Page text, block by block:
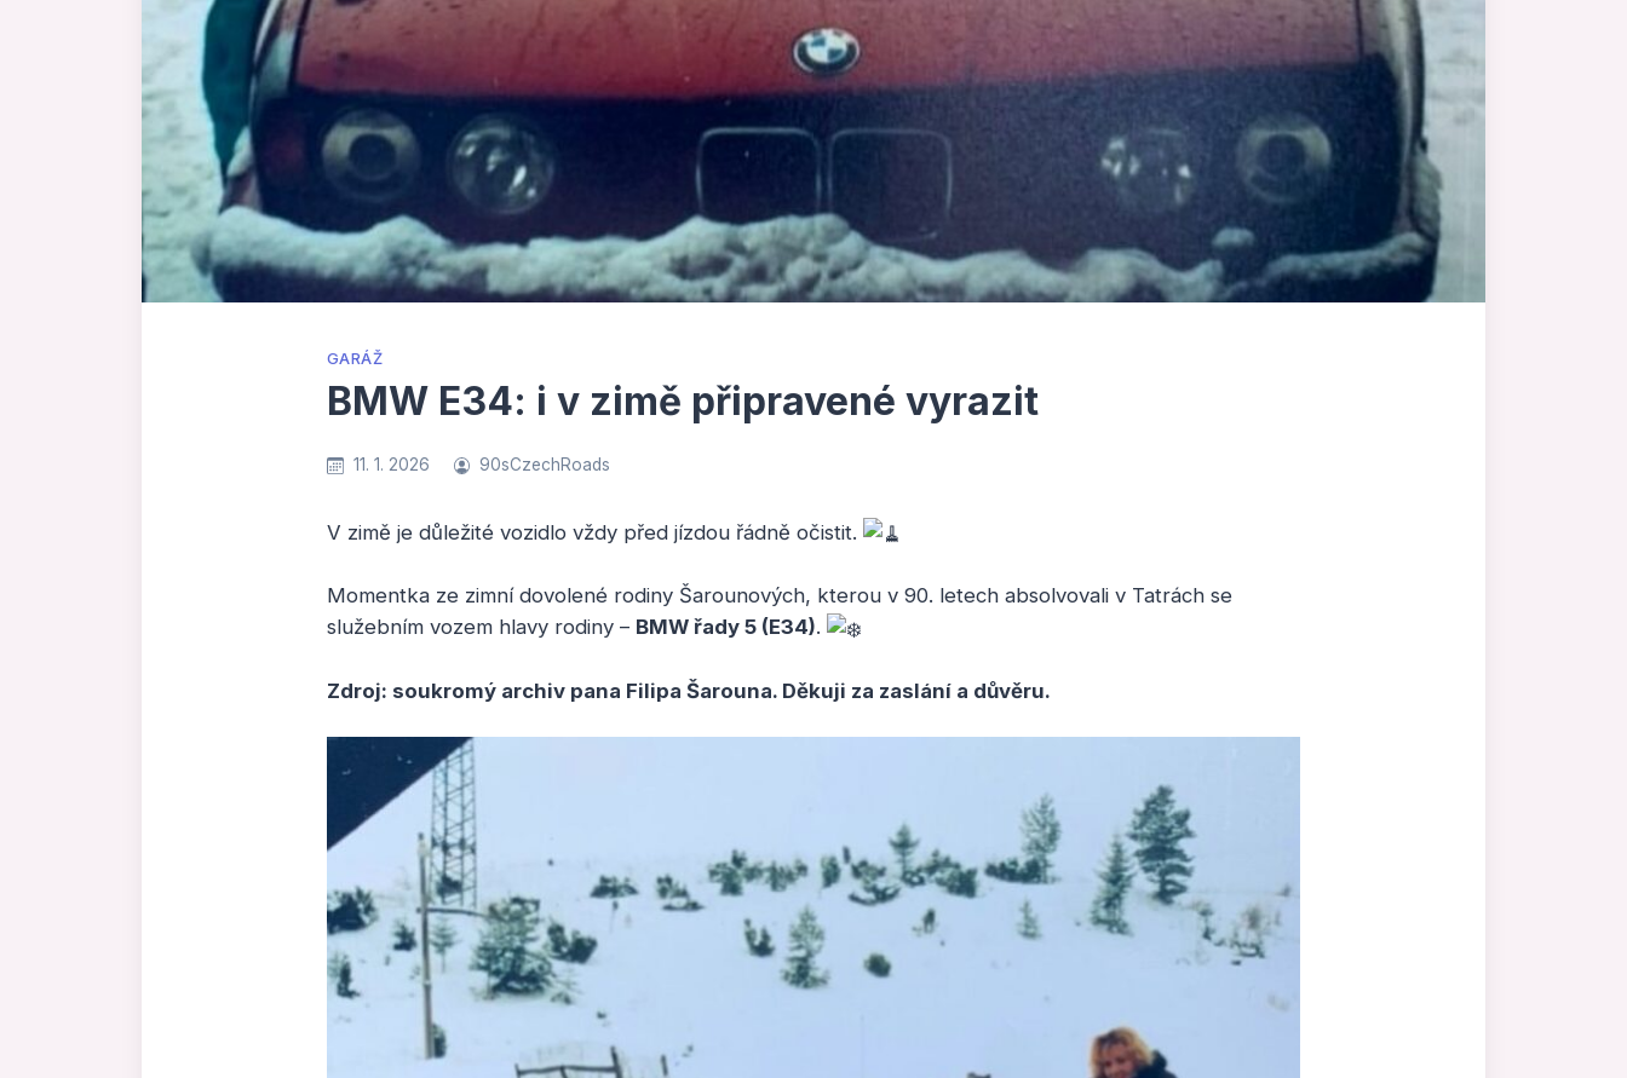
GARÁŽ
BMW E34: i v zimě připravené vyrazit
11. 1. 2026 90sCzechRoads
V zimě je důležité vozidlo vždy před jízdou řádně očistit.
Momentka ze zimní dovolené rodiny Šarounových, kterou v 90. letech absolvovali v Tatrách se
služebním vozem hlavy rodiny – BMW řady 5 (E34).
Zdroj: soukromý archiv pana Filipa Šarouna. Děkuji za zaslání a důvěru.